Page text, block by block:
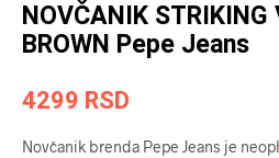
NOVČANIK STRIKING
BROWN Pepe Jeans
4299 RSD
Novčanik brenda Pepe Jeans je